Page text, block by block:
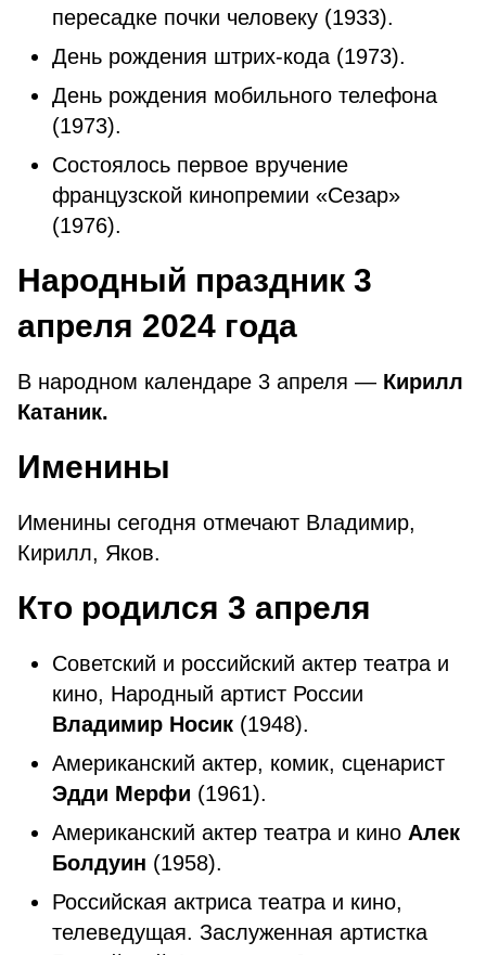
пересадке почки человеку (1933).
День рождения штрих-кода (1973).
День рождения мобильного телефона
(1973).
Состоялось первое вручение
французской кинопремии «Сезар»
(1976).
Народный праздник 3
апреля 2024 года
В народном календаре 3 апреля — Кирилл
Катаник.
Именины
Именины сегодня отмечают Владимир,
Кирилл, Яков.
Кто родился 3 апреля
Советский и российский актер театра и
кино, Народный артист России
Владимир Носик (1948).
Американский актер, комик, сценарист
Эдди Мерфи (1961).
Американский актер театра и кино Алек
Болдуин (1958).
Российская актриса театра и кино,
телеведущая. Заслуженная артистка